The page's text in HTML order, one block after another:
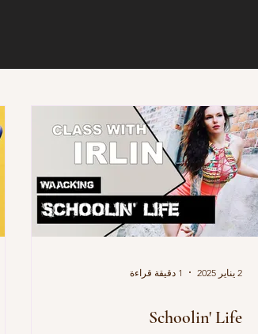
2 يناير 2025 1 دقيقة قراءة
Schoolin' Life